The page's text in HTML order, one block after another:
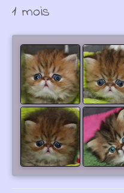
1 mois